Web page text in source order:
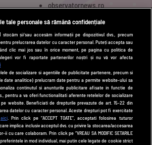
observatornews.ro
spynews.ro
tvhappy.ro
useit.ro
zutv.ro
Trends AntenaPLAY
AntenaPLAY
tale personale să rămână confidențiale
stocăm și/sau accesăm informații pe dispozitivul dvs., precum
prelucrarea datelor cu caracter personal. Puteți accepta sau
clic mai jos sau în orice moment, pe pagina cu politica de
vor fi raportate partenerilor noștri și nu vă vor afecta
de socializare si agentiile de publicitate partenere, precum si
date analitice) prelucram date pentru a permite website-ului sa
continutul si anunturile publicitare afisate in functie de
pentru a va oferi functionalitati aferente retelelor de socializare
website. Beneficiati de drepturile prevazute de art. 15-22 din
datelor cu caracter personal. Aceste drepturi pot fi exercitate
aici. Prin click pe “ACCEPT TOATE”, acceptati folosirea tuturor
implica inclusiv acceptul dvs. cu privire la stocarea/accesarea
cu care colaboram. Prin click pe “VREAU SA MODIFIC SETARILE
preferintele in mod individual, mai putin cele legate de cookie strict